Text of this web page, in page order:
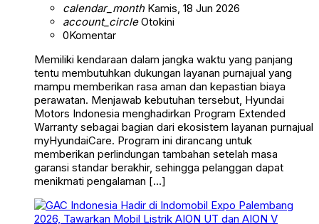
calendar_monthKamis, 18 Jun 2026
account_circleOtokini
0Komentar
Memiliki kendaraan dalam jangka waktu yang panjang
tentu membutuhkan dukungan layanan purnajual yang
mampu memberikan rasa aman dan kepastian biaya
perawatan. Menjawab kebutuhan tersebut, Hyundai
Motors Indonesia menghadirkan Program Extended
Warranty sebagai bagian dari ekosistem layanan purnajual
myHyundaiCare. Program ini dirancang untuk
memberikan perlindungan tambahan setelah masa
garansi standar berakhir, sehingga pelanggan dapat
menikmati pengalaman […]